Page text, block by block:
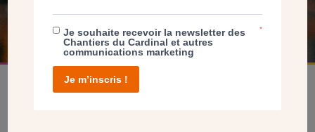
FAIRE UN DON
Je souhaite recevoir la newsletter des
Chantiers du Cardinal et autres
communications marketing
*
Je m’inscris !